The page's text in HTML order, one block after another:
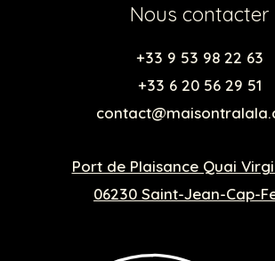
Nous contacter
+33 9 53 98 22 63
+33 6 20 56 29 51
Port de Plaisance Quai
06230 Saint-Jean-Cap-